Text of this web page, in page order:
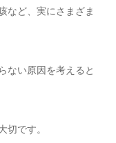
など、実にさまざま
ない原因を考えると
切です。